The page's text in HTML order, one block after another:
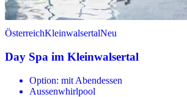
ÖsterreichKleinwalsertalNeu
Day Spa im Kleinwalsertal
Option: mit Abendessen
Aussenwhirlpool